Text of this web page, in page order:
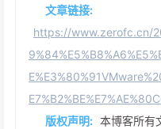
文章链接:
https://www.zerofc.cn/
版权声明: 本博客所有